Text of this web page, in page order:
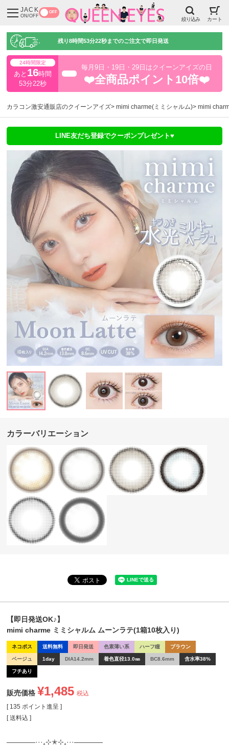
JACK
ON/OFF
OFF
絞り込み カート
残り8時間53分21秒までのご注文で即日発送
24時間限定
あと 16時間
53分22秒
毎月9日・19日・29日はクイーンアイズの日
❤️全商品ポイント10倍❤️
カラコン激安通販店のクイーンアイズ mimi charme(ミミシャルム) mimi
LINE友だち登録でクーポンプレゼント♥
カラーバリエーション
【即日発送OK♪】
mimi charme ミミシャルム ムーンラテ(1箱10枚入り)
ネコポス 送料無料 即日発送 色素薄い系 ハーフ瞳 ブラウン
ベージュ 1day DIA14.2mm 着色直径13.0㎜ BC8.6mm 含水率38%
フチあり
販売価格 ¥1,485 税込
[ 135 ポイント進呈 ]
送料込
————···₊⊹✭⊹₊···————